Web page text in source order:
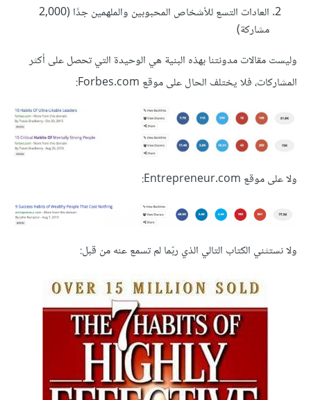
العادات التسع للأشخاص المحبوبين والملهمين جدًا (2,000
مشاركة)
وليست مقالات مدونتنا بهذه البنية هي الوحيدة التي تحصل على أكثر
المشاركات، فلا يختلف الحال على موقع Forbes.com:
ولا على موقع Entrepreneur.com:
ولا نستثني الكتاب التالي الذي ربّما لم تسمع عنه من قبل: